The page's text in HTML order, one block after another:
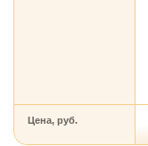
Цена, руб.